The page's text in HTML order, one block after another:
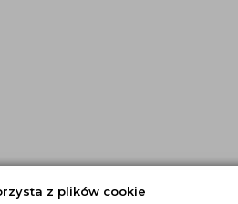
z plików cookie